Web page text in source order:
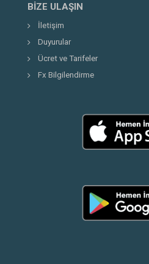
BIZE ULAŞIN
İletişim
Duyurular
Ücret ve Tarifeler
Fx Bilgilendirme